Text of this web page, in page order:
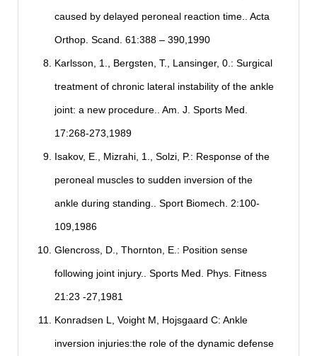
caused by delayed peroneal reaction time.. Acta
Orthop. Scand. 61:388 – 390,1990
Karlsson, 1., Bergsten, T., Lansinger, 0.: Surgical
treatment of chronic lateral instability of the ankle
joint: a new procedure.. Am. J. Sports Med.
17:268-273,1989
Isakov, E., Mizrahi, 1., Solzi, P.: Response of the
peroneal muscles to sudden inversion of the
ankle during standing.. Sport Biomech. 2:100-
109,1986
Glencross, D., Thornton, E.: Position sense
following joint injury.. Sports Med. Phys. Fitness
21:23 -27,1981
Konradsen L, Voight M, Hojsgaard C: Ankle
inversion injuries:the role of the dynamic defense